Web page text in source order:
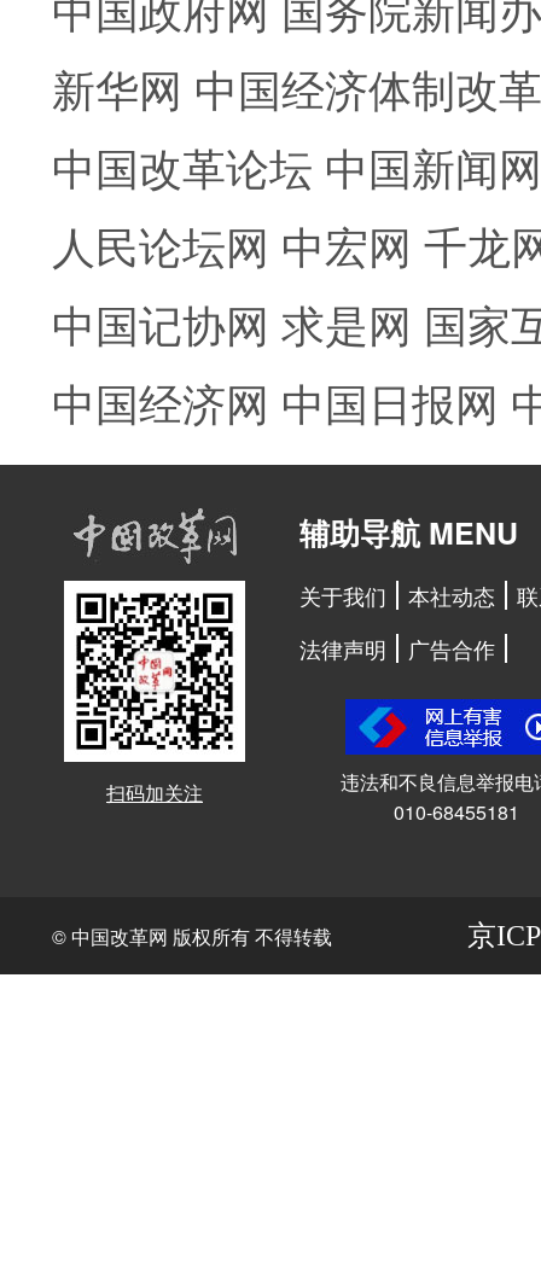
新华网 中国经济体制改
中国改革论坛 中国新闻网
人民论坛网 中宏网 千龙
中国记协网 求是网 国家
中国经济网 中国日报网
扫码加关注
辅助导航 MENU
关于我们 本社动态
法律声明
广告合作
违法和不良信息举报电
010-68455181
© 中国改革网 版权所有 不得转载 京